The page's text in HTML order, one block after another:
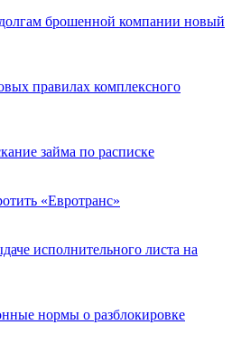
брошенной компании новый
правилах комплексного
займа по расписке
«Евротранс»
исполнительного листа на
нормы о разблокировке